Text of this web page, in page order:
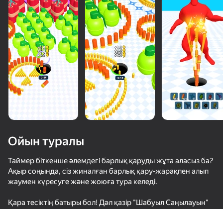
тіпті «ойнамайтын» адамдар да
Piano World
Music Ball Hop
Рисуем рыцарский турнир!
Bullet Run!
Ойын туралы
Таймер біткенше әлемдегі барлық қаруды жұта аласыз ба?
Ақыр соңында, сіз жиналған барлық қару-жарақпен алып
жаумен күресуге және жоюға тура келеді.
Қара тесіктің батыры бол! Дәл қазір "Шабуыл Саңылауын"